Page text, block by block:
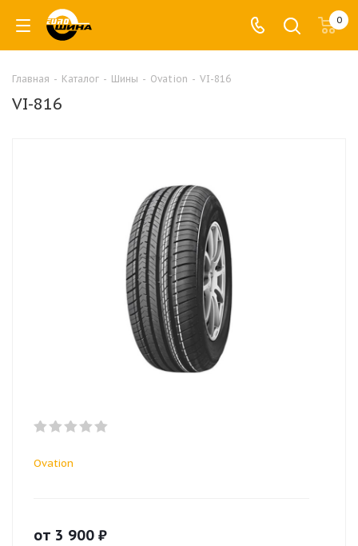
0
Главная - Каталог - Шины - Ovation - VI-816
VI-816
Ovation
от 3 900 ₽